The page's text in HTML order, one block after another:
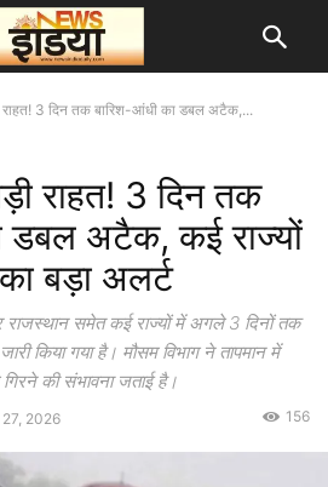
राहत! 3 दिन तक बारिश-आंधी का डबल अटैक,...
राहत! 3 दिन तक
डबल अटैक, कई राज्यों
बड़ा अलर्ट
राजस्थान समेत कई राज्यों में अगले 3 दिनों तक
किया गया है। मौसम विभाग ने तापमान में
की संभावना जताई है।
2026 156